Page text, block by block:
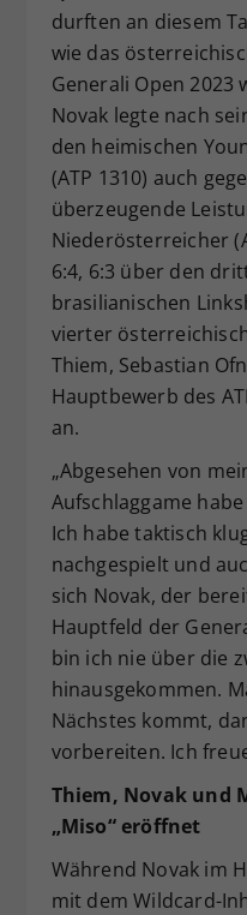
durften an diesem
wie das
Generali Open 2023
Novak legte nach
den heimischen
(ATP 1310) auch
überzeugende
Niederösterreicher
6:4, 6:3 über den
brasilianischen
vierter
Thiem, Sebastian
Hauptbewerb des
an.
„Abgesehen von
Aufschlaggame
Ich habe taktisch
nachgespielt und
sich Novak, der
Hauptfeld der
bin ich nie über die
hinausgekommen.
Nächstes kommt,
vorbereiten. Ich
Thiem, Novak und
„Miso“ eröffnet
Während Novak im
mit dem Wildcard-
Zweck
Dieser
zufällig
hat.